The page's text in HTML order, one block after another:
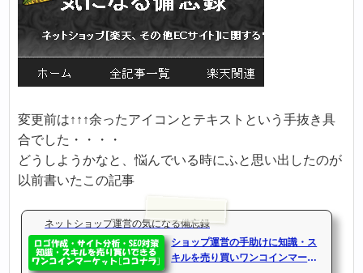
変更前は↑↑↑余ったアイコンとテキストという手抜き具
合でした・・・・
どうしようかなと、悩んでいる時にふと思い出したのが
以前書いたこの記事
ネットショップ運営の気になる備忘録
ショップ運営の手助けに知識・ス
キルを売り買いワンコインマーケ